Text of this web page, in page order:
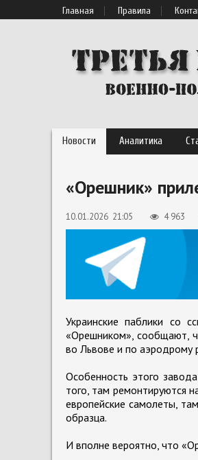
Главная Правила
Новости Аналитика
«Орешник»
10.01.2026 21:05 4 963
Украинские паблики со
«Орешником», сообщают,
во Львове и по аэродрому
Особенность этого
того, там ремонтируются
европейские самолеты,
образца.
И вполне вероятно, что